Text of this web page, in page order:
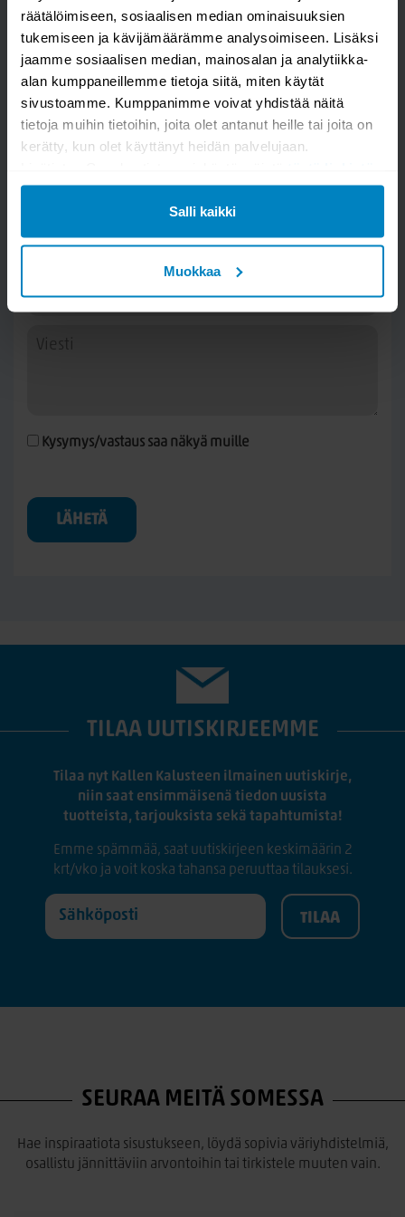
räätälöimiseen, sosiaalisen median ominaisuuksien
tukemiseen ja kävijämäärämme analysoimiseen. Lisäksi
jaamme sosiaalisen median, mainosalan ja analytiikka-
alan kumppaneillemme tietoja siitä, miten käytät
sivustoamme. Kumppanimme voivat yhdistää näitä
tietoja muihin tietoihin, joita olet antanut heille tai joita on
kerätty, kun olet käyttänyt heidän palvelujaan.
Salli kaikki
Muokkaa
Kysy kysymys
Edna penkki 35x155 puujalalla
Kysymys/vastaus saa näkyä muille
LÄHETÄ
TILAA UUTISKIRJEEMME
Tilaa nyt Kallen Kalusteen ilmainen uutiskirje,
niin saat ensimmäisenä tiedon uusista
tuotteista, tarjouksista sekä tapahtumista!
Emme spämmää, saat uutiskirjeen keskimäärin 2
krt/vko ja voit koska tahansa peruuttaa tilauksesi.
SEURAA MEITÄ SOMESSA
Hae inspiraatiota sisustukseen, löydä sopivia väriyhdistelmiä,
osallistu jännittäviin arvontoihin tai tirkistele muuten vain.